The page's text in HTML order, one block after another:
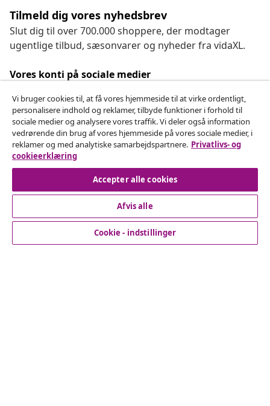
Tilmeld dig vores nyhedsbrev
Slut dig til over 700.000 shoppere, der modtager
ugentlige tilbud, sæsonvarer og nyheder fra vidaXL.
Vores konti på sociale medier
Fortryd køb
Indsend en anmodning om at fortryde din ordre.
Fortryd køb
Vi bruger cookies til, at få vores hjemmeside til at virke ordentligt,
personalisere indhold og reklamer, tilbyde funktioner i forhold til
sociale medier og analysere vores traffik. Vi deler også information
vedrørende din brug af vores hjemmeside på vores sociale medier, i
reklamer og med analytiske samarbejdspartnere. Privatlivs- og
cookieerklæring
Accepter alle cookies
Afvis alle
Cookie - indstillinger